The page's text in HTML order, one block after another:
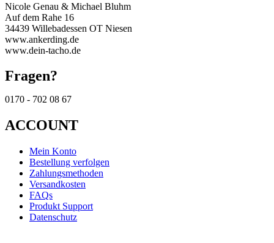
Nicole Genau & Michael Bluhm
Auf dem Rahe 16
34439 Willebadessen OT Niesen
www.ankerding.de
www.dein-tacho.de
Fragen?
0170 - 702 08 67
ACCOUNT
Mein Konto
Bestellung verfolgen
Zahlungsmethoden
Versandkosten
FAQs
Produkt Support
Datenschutz